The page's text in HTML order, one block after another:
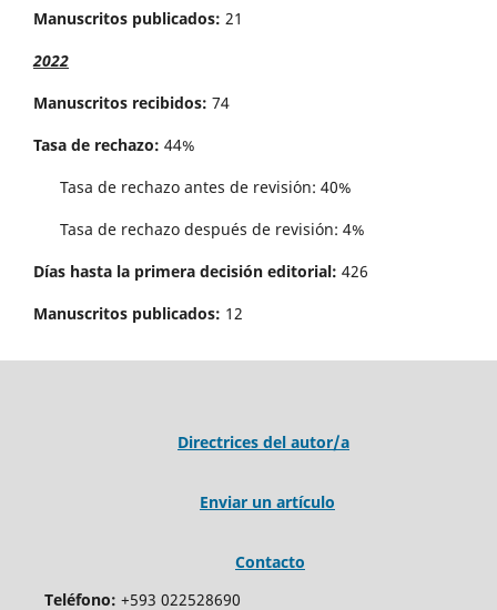
Manuscritos publicados: 21
2022
Manuscritos recibidos: 74
Tasa de rechazo: 44%
Tasa de rechazo antes de revisi´on: 40%
Tasa de rechazo después de revisión: 4%
Días hasta la primera decisión editorial: 426
Manuscritos publicados: 12
Directrices del autor/a
Enviar un artículo
Contacto
Teléfono: +593 022528690